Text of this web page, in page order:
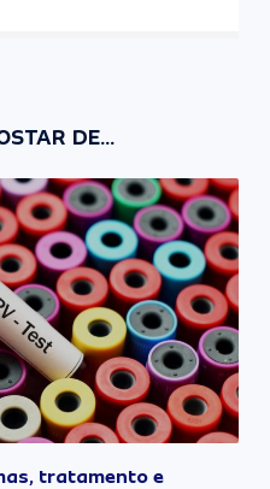
DE...
tratamento e